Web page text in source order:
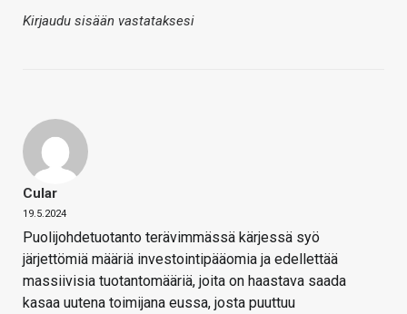
Kirjaudu sisään vastataksesi
Cular
19.5.2024
Puolijohdetuotanto terävimmässä kärjessä syö
järjettömiä määriä investointipääomia ja edellettää
massiivisia tuotantomääriä, joita on haastava saada
kasaa uutena toimijana eussa, josta puuttuu